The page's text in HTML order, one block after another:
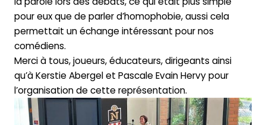
pour eux que de parler d’homophobie, aussi cela
permettait un échange intéressant pour nos
comédiens.
Merci à tous, joueurs, éducateurs, dirigeants ainsi
qu’à Kerstie Abergel et Pascale Evain Hervy pour
l’organisation de cette représentation.